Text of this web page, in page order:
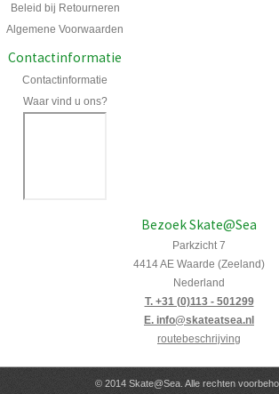
Beleid bij Retourneren
Algemene Voorwaarden
Contactinformatie
Contactinformatie
Waar vind u ons?
Bezoek Skate@Sea
Parkzicht 7
4414 AE Waarde (Zeeland)
Nederland
T. +31 (0)113 - 501299
E. info@skateatsea.nl
routebeschrijving
© 2014 Skate@Sea. Alle rechten